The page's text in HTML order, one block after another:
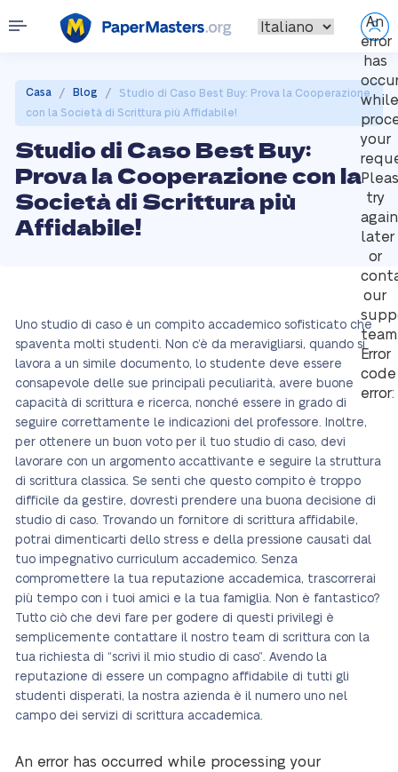
An
error
has
while
your
try
again
later
or
our
Error
code
error:
Casa / Blog /
Studio di Caso Best Buy: Prova la Cooperazione
con la Società di Scrittura più Affidabile!
Studio di Caso Best Buy:
Prova la Cooperazione con la
Società di Scrittura più
Affidabile!
Uno studio di caso è un compito accademico sofisticato che
spaventa molti studenti. Non c’è da meravigliarsi, quando si
lavora a un simile documento, lo studente deve essere
consapevole delle sue principali peculiarità, avere buone
capacità di scrittura e ricerca, nonché essere in grado di
seguire correttamente le indicazioni del professore. Inoltre,
per ottenere un buon voto per il tuo studio di caso, devi
lavorare con un argomento accattivante e seguire la struttura
di scrittura classica. Se senti che questo compito è troppo
difficile da gestire, dovresti prendere una buona decisione di
studio di caso. Trovando un fornitore di scrittura affidabile,
potrai dimenticarti dello stress e della pressione causati dal
tuo impegnativo curriculum accademico. Senza
compromettere la tua reputazione accademica, trascorrerai
più tempo con i tuoi amici e la tua famiglia. Non è fantastico?
Tutto ciò che devi fare per godere di questi privilegi è
semplicemente contattare il nostro team di scrittura con la
tua richiesta di “scrivi il mio studio di caso”. Avendo la
reputazione di essere un compagno affidabile di tutti gli
studenti disperati, la nostra azienda è il numero uno nel
campo dei servizi di scrittura accademica.
An error has occurred while processing your